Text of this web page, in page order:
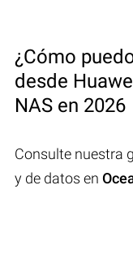
¿Cómo
desde
NAS en 2026
Consulte nuestra
y de datos en